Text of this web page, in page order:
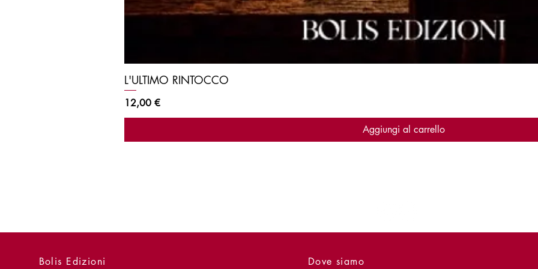
L'ULTIMO RINTOCCO
Prezzo
12,00 €
Aggiungi al carrello
Bolis Edizioni Dove siamo